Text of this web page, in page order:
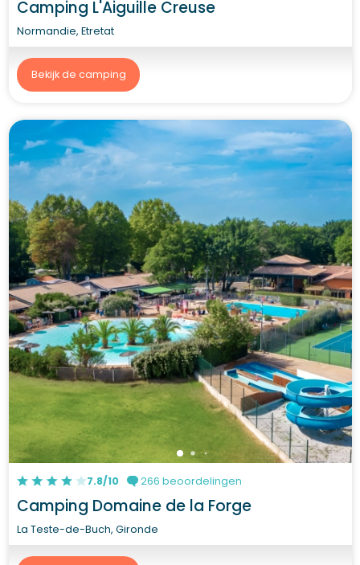
Camping L'Aiguille Creuse
Normandie, Etretat
Bekijk de camping
7.8/10 266 beoordelingen
Camping Domaine de la Forge
La Teste-de-Buch, Gironde